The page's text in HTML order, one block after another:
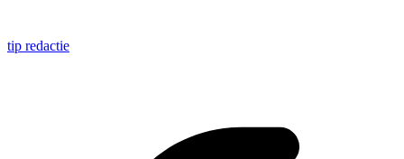
tip redactie